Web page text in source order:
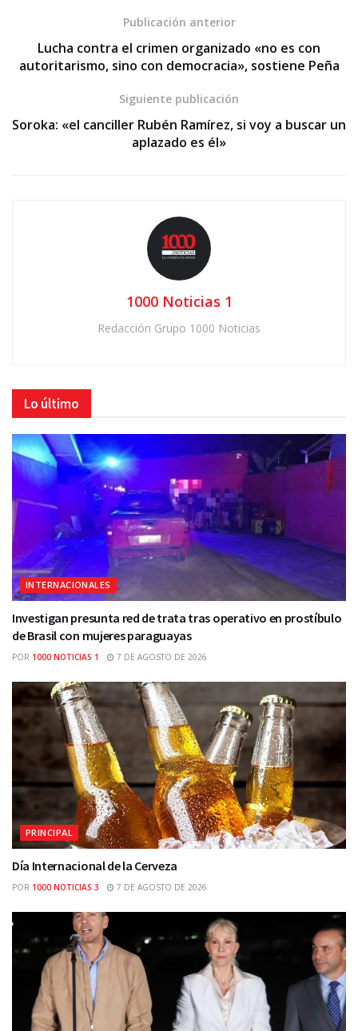
Publicación anterior
Lucha contra el crimen organizado «no es con
autoritarismo, sino con democracia», sostiene Peña
Siguiente publicación
Soroka: «el canciller Rubén Ramírez, si voy a buscar un
aplazado es él»
1000 Noticias 1
Redacción Grupo 1000 Noticias
Lo último
INTERNACIONALES
Investigan presunta red de trata tras operativo en prostíbulo
de Brasil con mujeres paraguayas
POR 1000 NOTICIAS 1 7 DE AGOSTO DE 2026
PRINCIPAL
Día Internacional de la Cerveza
POR 1000 NOTICIAS 3 7 DE AGOSTO DE 2026